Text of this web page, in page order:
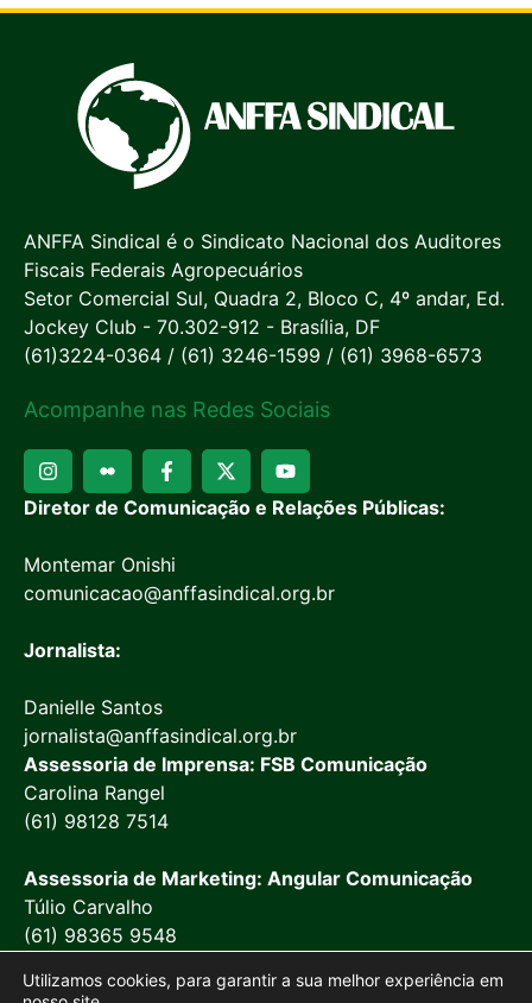
ANFFA Sindical é o Sindicato Nacional dos Auditores
Fiscais Federais Agropecuários
Setor Comercial Sul, Quadra 2, Bloco C, 4º andar, Ed.
Jockey Club - 70.302-912 - Brasília, DF
(61)3224-0364 / (61) 3246-1599 / (61) 3968-6573
Acompanhe nas Redes Sociais
Diretor de Comunicação e Relações Públicas:
Montemar Onishi
comunicacao@anffasindical.org.br
Jornalista:
Danielle Santos
jornalista@anffasindical.org.br
Assessoria de Imprensa: FSB Comunicação
Carolina Rangel
(61) 98128 7514
Assessoria de Marketing: Angular Comunicação
Túlio Carvalho
(61) 98365 9548
Utilizamos cookies, para garantir a sua melhor experiência em